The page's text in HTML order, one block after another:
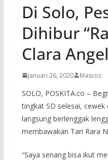
Di Solo,
Dihibur
Clara Angel
Januari 26, 2020 Mascos
SOLO, POSKITA.co –
tingkat SD selesai, cewek
langsung berlenggak
membawakan Tari Rara
“Saya senang bisa ikut